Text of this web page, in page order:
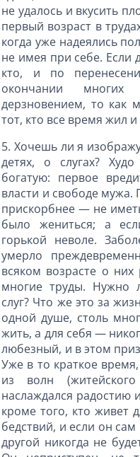
не удалось и вкусить
первый возраст в
когда уже надеялись
не имея при себе. Если
кто, и по
окончании
дерзновением, то как
тот, кто все время жил
5. Хочешь ли я
детях, о слугах?
богатую: первое
власти и свободе
прискорбнее — не
было жениться; а
горькой неволе.
умерло
всяком возрасте о
многие труды. Нужно
слуг? Что же это за
одной душе, столь
жить, а для себя —
любезный, и в этом
Уже в то краткое
из волн
наслаждался радостию
кроме того, кто живет
бедствий, и если он сам
другой никогда не